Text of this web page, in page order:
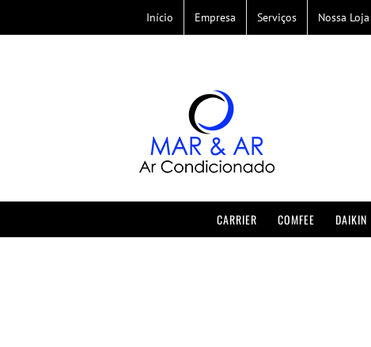
content
Início Empresa Serviços Nossa Loja
CARRIER COMFEE DAIKIN